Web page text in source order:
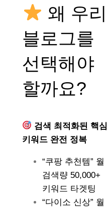
왜 우리
블로그를
선택해야
할까요?
검색 최적화된 핵심
키워드 완전 정복
“쿠팡 추천템” 월
검색량 50,000+
키워드 타겟팅
“다이소 신상” 월